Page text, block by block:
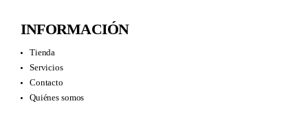
INFORMACIÓN
Tienda
Servicios
Contacto
Quiénes somos